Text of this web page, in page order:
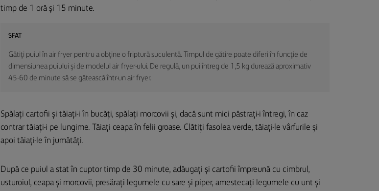
timp de 1 oră și 15 minute.
SFAT
Gătiți puiul în air fryer pentru a obține o friptură suculentă. Timpul de gătire poate diferi în funcție de
dimensiunea puiului și de modelul air fryer-ului. De regulă, un pui întreg de 1,5 kg durează aproximativ
45-60 de minute să se gătească într-un air fryer.
Spălați cartofii și tăiați-i în bucăți, spălați morcovii și, dacă sunt mici păstrați-i întregi, în caz
contrar tăiați-i pe lungime. Tăiați ceapa în felii groase. Clătiți fasolea verde, tăiați-le vârfurile și
apoi tăiați-le în jumătăți.
După ce puiul a stat în cuptor timp de 30 minute, adăugați și cartofii împreună cu cimbrul,
usturoiul, ceapa și morcovii, presărați legumele cu sare și piper, amestecați legumele cu unt și